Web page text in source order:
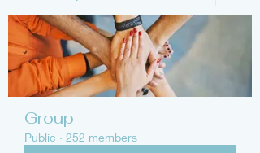
Group
Public · 252 members